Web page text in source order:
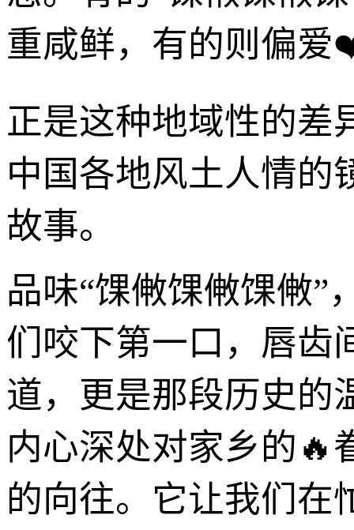
重咸鲜，有的则偏
正是这种地域性的差
中国各地风土人情的
故事。
品味“馃敒馃敒馃敒”
们咬下第一口，唇齿
道，更是那段历史的
内心深处对家乡的🔥
的向往。它让我们在